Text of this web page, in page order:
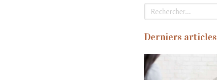
Rechercher
Derniers articles